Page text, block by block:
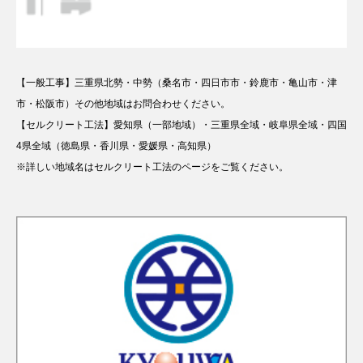
【一般工事】三重県北勢・中勢（桑名市・四日市市・鈴鹿市・亀山市・津
市・松阪市）その他地域はお問合わせください。
【セルクリート工法】愛知県（一部地域）・三重県全域・岐阜県全域・四国
4県全域（徳島県・香川県・愛媛県・高知県）
※詳しい地域名はセルクリート工法のページをご覧ください。